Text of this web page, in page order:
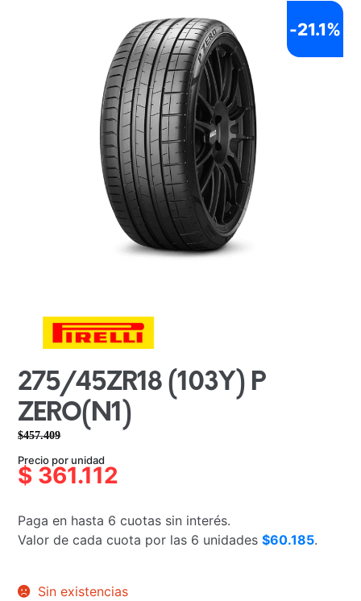
275/45ZR18 (103Y) P
ZERO(N1)
$457.409
precio
original
$457.409.
precio
actual
$361.112.
Precio por unidad
$ 361.112
Paga en hasta 6 cuotas sin interés.
Valor de cada cuota por las 6 unidades$60.185.
-21.1%
Sin existencias